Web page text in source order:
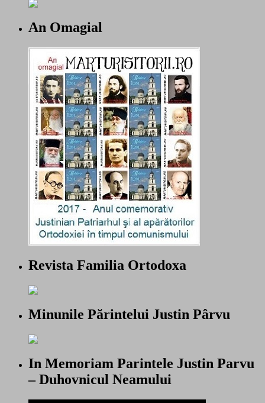
An Omagial
Revista Familia Ortodoxa
Minunile Părintelui Justin Pârvu
In Memoriam Parintele Justin Parvu
– Duhovnicul Neamului